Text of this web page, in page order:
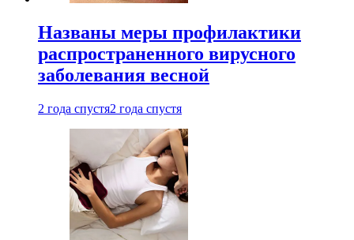
Названы меры профилактики
распространенного вирусного
заболевания весной
2 года спустя2 года спустя